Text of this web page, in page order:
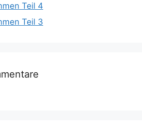
Teil 4
Teil 3